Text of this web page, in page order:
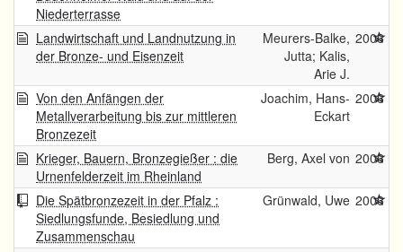
Niederterrasse
Landwirtschaft und Landnutzung in
der Bronze- und Eisenzeit
Meurers-Balke,
Jutta; Kalis,
Arie J.
2006
Von den Anfängen der
Metallverarbeitung bis zur mittleren
Bronzezeit
Joachim, Hans-
Eckart
2006
Krieger, Bauern, Bronzegießer : die
Urnenfelderzeit im Rheinland
Berg, Axel von 2006
Die Spätbronzezeit in der Pfalz :
Siedlungsfunde, Besiedlung und
Zusammenschau
Grünwald, Uwe 2006